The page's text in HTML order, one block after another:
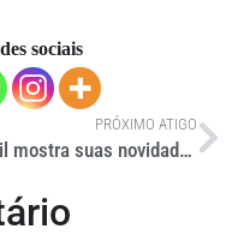
sociais
PRÓXIMO ATIGO
Mobil mostra suas novidades aos gigantes das estradas